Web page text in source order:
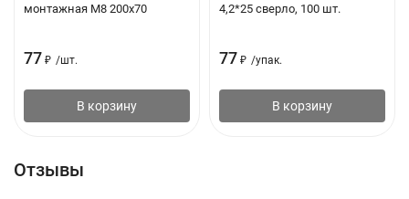
монтажная М8 200х70
77 ₽ /шт.
В корзину
4,2*25 сверло, 100 шт.
77 ₽ /упак.
В корзину
Отзывы